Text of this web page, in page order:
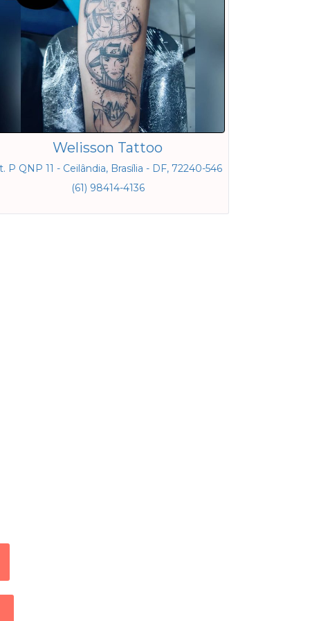
Welisson Tattoo
P QNP 11 - Ceilândia, Brasília - DF, 72240-546
(61) 98414-4136